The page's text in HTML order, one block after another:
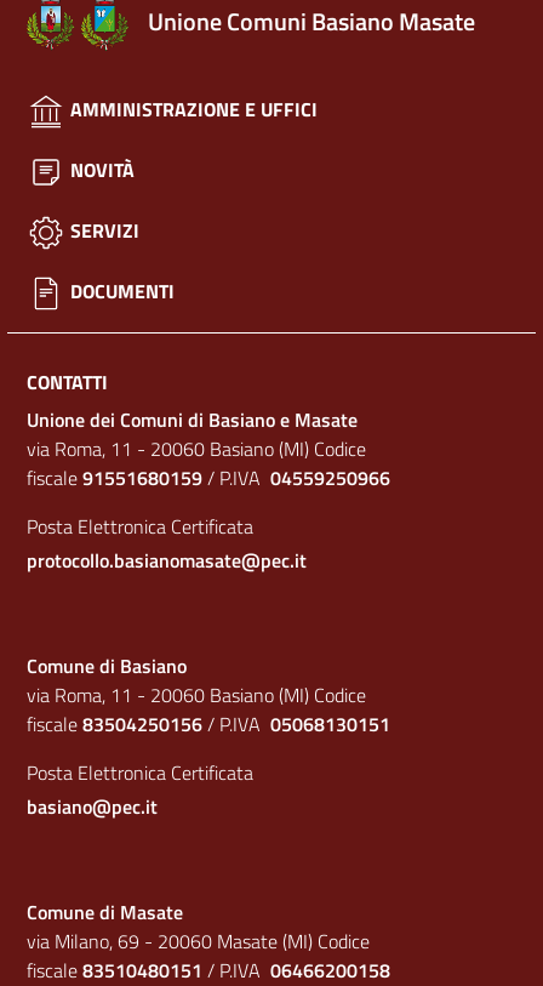
Unione Comuni Basiano Masate
AMMINISTRAZIONE E UFFICI
NOVITÀ
SERVIZI
DOCUMENTI
CONTATTI
Unione dei Comuni di Basiano e Masate
via Roma, 11 - 20060 Basiano (MI) Codice
fiscale91551680159/ P.IVA 04559250966
Posta Elettronica Certificata
protocollo.basianomasate@pec.it
Comune di Basiano
via Roma, 11 - 20060 Basiano (MI) Codice
fiscale83504250156/ P.IVA 05068130151
Posta Elettronica Certificata
basiano@pec.it
Comune di Masate
via Milano, 69 - 20060 Masate (MI) Codice
fiscale83510480151 / P.IVA 06466200158